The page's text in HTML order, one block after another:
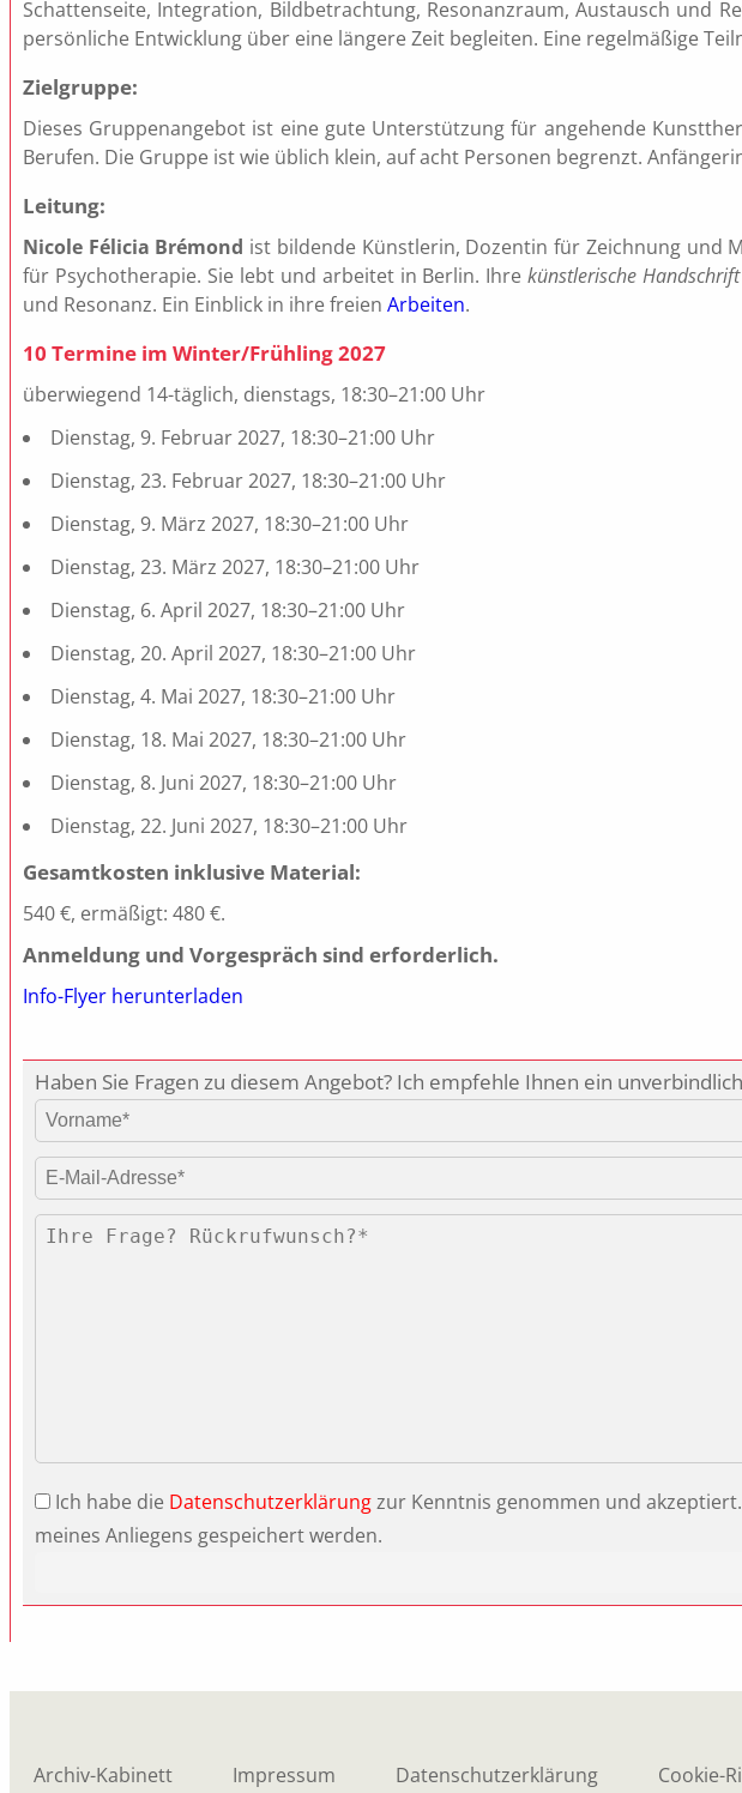
Schattenseite, Integration, Bildbetrachtung, Resonanzraum, Austausch und
persönliche Entwicklung über eine längere Zeit begleiten. Eine regelmäßige
Zielgruppe:
Dieses Gruppenangebot ist eine gute Unterstützung für angehende
Berufen. Die Gruppe ist wie üblich klein, auf acht Personen begrenzt.
Leitung:
Nicole Félicia Brémond ist bildende Künstlerin, Dozentin für Zeichnung und
für Psychotherapie. Sie lebt und arbeitet in Berlin. Ihrekünstlerische Handschrift
und Resonanz. Ein Einblick in ihre freien Arbeiten.
10 Termine im Winter/Frühling 2027
überwiegend 14-täglich, dienstags, 18:30–21:00 Uhr
Dienstag, 9. Februar 2027, 18:30–21:00 Uhr
Dienstag, 23. Februar 2027, 18:30–21:00 Uhr
Dienstag, 9. März 2027, 18:30–21:00 Uhr
Dienstag, 23. März 2027, 18:30–21:00 Uhr
Dienstag, 6. April 2027, 18:30–21:00 Uhr
Dienstag, 20. April 2027, 18:30–21:00 Uhr
Dienstag, 4. Mai 2027, 18:30–21:00 Uhr
Dienstag, 18. Mai 2027, 18:30–21:00 Uhr
Dienstag, 8. Juni 2027, 18:30–21:00 Uhr
Dienstag, 22. Juni 2027, 18:30–21:00 Uhr
Gesamtkosten inklusive Material:
540 €, ermäßigt: 480 €.
Anmeldung und Vorgespräch sind erforderlich.
Info-Flyer herunterladen
Haben Sie Fragen zu diesem Angebot? Ich empfehle Ihnen ein
Ich habe die Datenschutzerklärungzur Kenntnis genommen und
meines Anliegens gespeichert werden.
Archiv-Kabinett Impressum Datenschutzerklärung Cookie-